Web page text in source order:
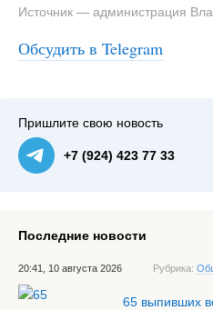
Источник — администрация
Обсудить в Telegram
#3
Пришлите свою новость
+7 (924) 423 77 33
Последние новости
20:41, 10 августа 2026 Рубрика:
65 выпивших